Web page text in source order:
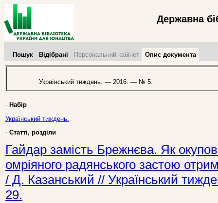
Державна
Пошук Відібрані Персональний кабінет Опис документа
Український тиждень. — 2016. — № 5.
- Набір
Український тиждень.
- Статті, розділи
Гайдар замість Брежнєва. Як
омріяного радянського застою
/ Д. Казанський // Український
29.